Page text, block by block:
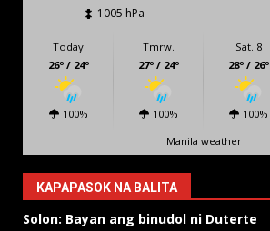
1005 hPa
Today
26º / 24º
100%
Tmrw.
27º / 24º
100%
Sat. 8
28º / 26º
100%
Manila weather
KAPAPASOK NA BALITA
Solon: Bayan ang binudol ni Duterte